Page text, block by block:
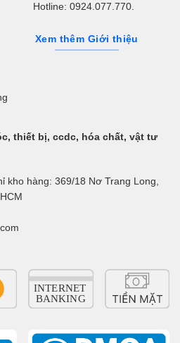
Hotline: 0924.077.770.
Xem thêm Giới thiệu
thiết bị, ccdc, hóa chất, vật tư
kho hàng: 369/18 Nơ Trang Long,